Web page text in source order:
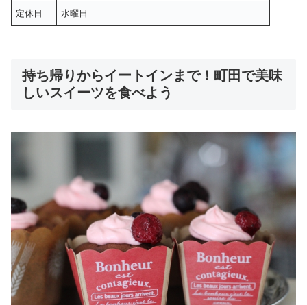
定休日 水曜日
持ち帰りからイートインまで！町田で美味
しいスイーツを食べよう